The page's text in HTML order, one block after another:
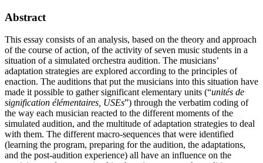
Abstract
This essay consists of an analysis, based on the theory and approach
of the course of action, of the activity of seven music students in a
situation of a simulated orchestra audition. The musicians’
adaptation strategies are explored according to the principles of
enaction. The auditions that put the musicians into this situation have
made it possible to gather significant elementary units (“unités de
signification élémentaires, USEs”) through the verbatim coding of
the way each musician reacted to the different moments of the
simulated audition, and the multitude of adaptation strategies to deal
with them. The different macro-sequences that were identified
(learning the program, preparing for the audition, the adaptations,
and the post-audition experience) all have an influence on the